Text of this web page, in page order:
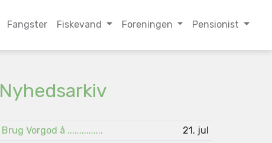
Fangster Fiskevand Foreningen Pensionist
Nyhedsarkiv
Brug Vorgod å ...............
21. jul